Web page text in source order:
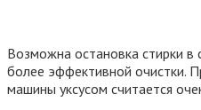
Возможна остановка стирки в
более эффективной очистки.
машины уксусом считается